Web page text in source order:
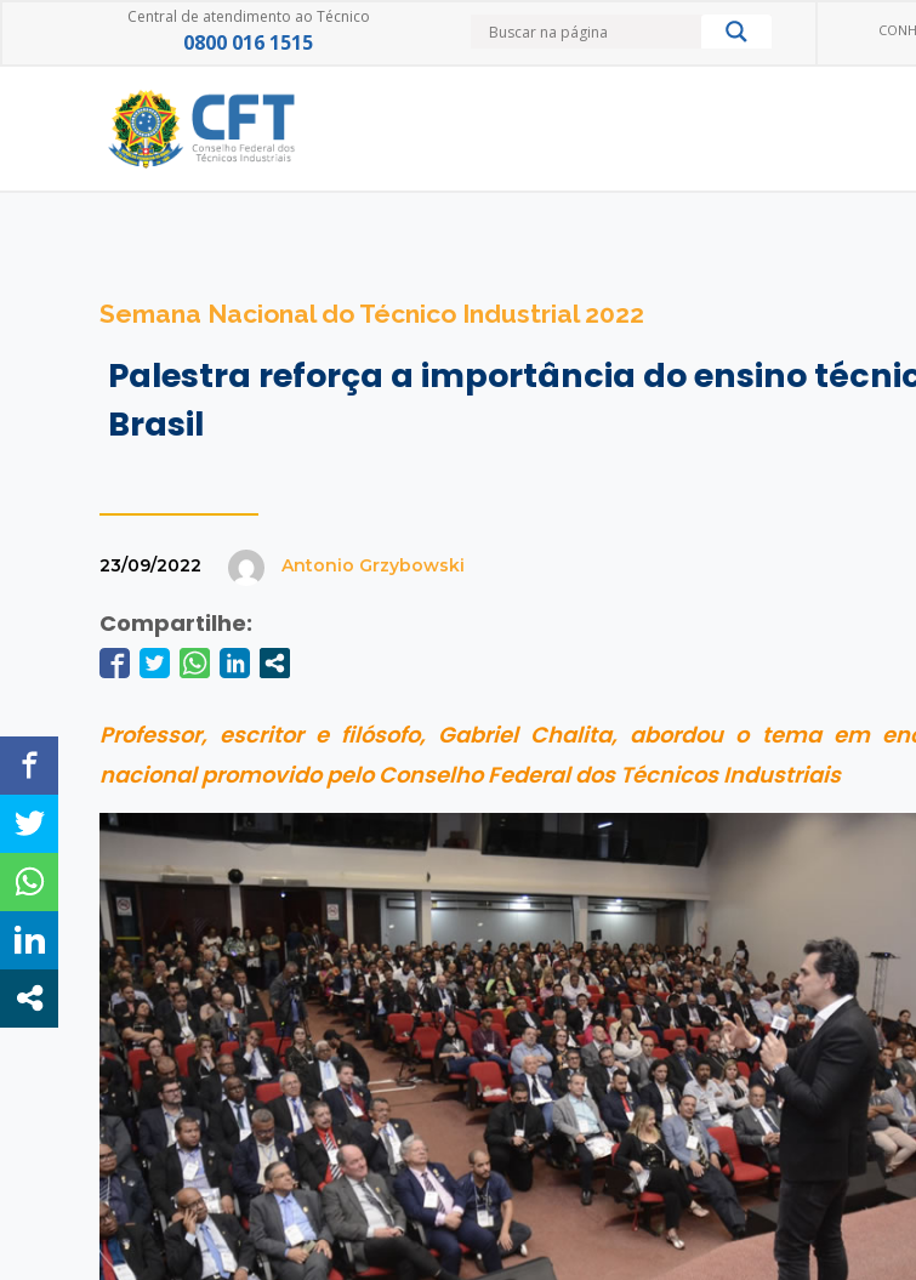
Central de atendimento ao Técnico
0800 016 1515
Semana Nacional do Técnico Industrial 2022
Palestra reforça a importância do ensino
Brasil
23/09/2022 Antonio Grzybowski
Compartilhe:
Professor, escritor e filósofo, Gabriel Chalita, abordou o tema em
nacional promovido pelo Conselho Federal dos Técnicos Industriais